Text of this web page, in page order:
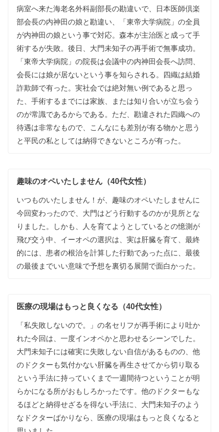
病室へ来た海老名外科副部長の勘違いで、日本医師倶楽
部会長の内神田の娘と勘違い、「東帝大学病院」の全員
が内神田の娘という事で対応。森本が主治医と成って手
術するが失敗。後日、大門未知子の再手術で無事成功。
「東帝大学病院」の院長は会議中の内神田会長へ訪問、
会長には娘が居ないという事を知らされる。四織は結婚
詐欺師で有った。実社会では絶対無い例であると思っ
た、手術するまでには家族、または知り合いが立ち会う
のが常識であるからである。ただ、勘違された四織への
待遇は非常なもので、こんなにも差別が有る物かと思う
と平民の私としては納得できないところが有った。
趣味のオペいたしません（40代女性）
いつものいたしません！が、趣味のオペいたしませんに
今回変わったので、大門はどう行動するのかが見所とな
りました。しかも、人を育てようとしているとの憶測が
飛び交う中、イーオペの選択は、実は肝臓を育て、最終
的には、患者の根治を計算した行動であった点に、最後
の最後までいい意味で予想を裏切る展開で面白かった。
医療の現場はもっと良くなる（40代女性）
「私失敗しないので。」の名セリフが再手術により吐か
れた今回は、一度インオペかと思わせるシーンでした。
大門未知子には確実に失敗しない自信があるものの、他
のドクターも気付かない肝臓を再生させてから切り取る
という手法に持っていくまで一週間待つということが明
らかになる所がおもしろかったです。他のドクターもな
るほどと納得せざるを得ない手法に、大門未知子のよう
なドクターばかりなら、医療の現場はもっと良くなると